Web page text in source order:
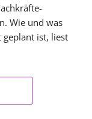
Wie und was
geplant ist, liest